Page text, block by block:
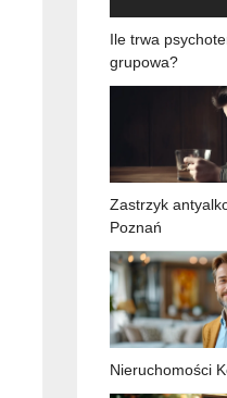
Ile trwa
grupowa?
Zastrzyk
Poznań
Nieruchomości